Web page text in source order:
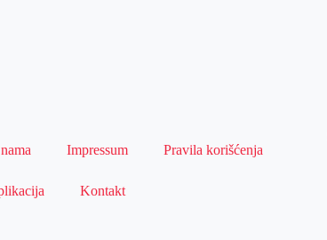
Impressum Pravila korišćenja
Kontakt